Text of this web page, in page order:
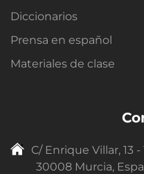
Diccionarios
Prensa en español
Materiales de clase
C/ Enrique Villar, 13 -
30008 Murcia,